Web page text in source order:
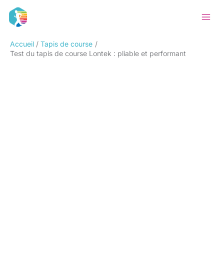
Accueil
Tapis de course
Test du tapis de course Lontek : pliable et performant
Rechercher